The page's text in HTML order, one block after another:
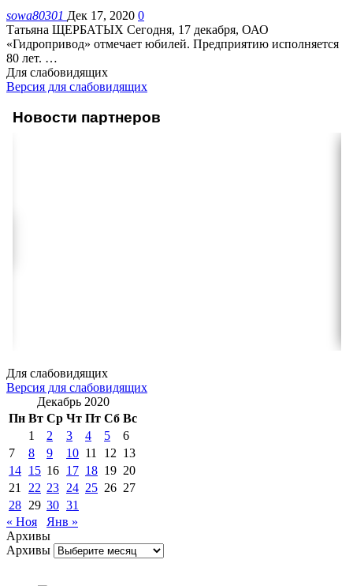
sowa80301 Дек 17, 2020 0
Татьяна ЩЕРБАТЫХ Сегодня, 17 декабря, ОАО
«Гидропривод» отмечает юбилей. Предприятию исполняется
80 лет. …
Для слабовидящих
Версия для слабовидящих
Новости партнеров
Для слабовидящих
Версия для слабовидящих
Декабрь 2020
Пн Вт Ср Чт Пт Сб Вс
1
2 3 4 5
6
7
8 9 10 11 12 13
14 15 16 17 18 19 20
21
22 23 24 25 26 27
28 29 30 31
« Ноя
Янв »
Архивы
Архивы